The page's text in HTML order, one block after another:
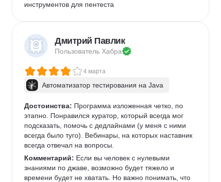
инструментов для пентеста
Дмитрий Павлик
Пользователь Хабра
4 марта
Автоматизатор тестирования на Java
Достоинства: Программа изложенная четко, по
этапно. Понравился куратор, который всегда мог
подсказать, помочь с дедлайнами (у меня с ними
всегда было туго). Вебинары, на которых наставник
всегда отвечал на вопросы.
Комментарий: Если вы человек с нулевыми
знаниями по джаве, возможно будет тяжело и
времени будет не хватать. Но важно понимать, что